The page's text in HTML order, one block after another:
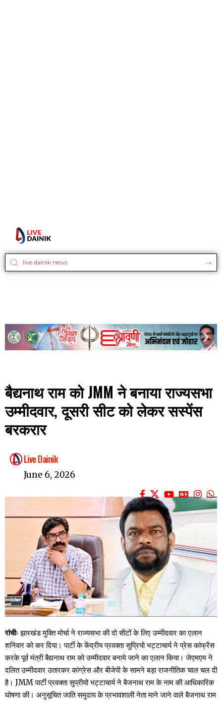
बैद्यनाथ राम को JMM ने बनाया राज्यसभा
उम्मीदवार, दूसरी सीट को लेकर सस्पेंस
बरकरार
Live Dainik
June 6, 2026
रांचीः झारखंड मुक्ति मोर्चा ने राज्यसभा की दो सीटों के लिए उम्मीदवार का एलान
शनिवार को कर दिया। पार्टी के केंद्रीय प्रवक्ता सुप्रियो भट्टाचार्य ने प्रेस कांफ्रेंस
करके पूर्व मंत्री बैद्यनाथ राम को उम्मीदवार बनाये जाने का एलान किया। जेएमएम ने
दलित उम्मीदवार उतारकर कांग्रेस और बीजेपी के सामने बड़ा राजनीतिक चाल चल दी
है। JMM पार्टी प्रवक्ता सुप्रीयो भट्टाचार्य ने बैजनाथ राम के नाम की आधिकारिक
घोषणा की। अनुसूचित जाति समुदाय के प्रभावशाली नेता माने जाने वाले बैजनाथ राम